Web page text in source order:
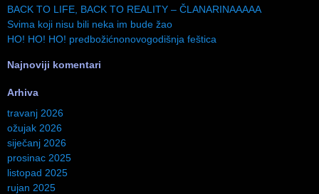
BACK TO LIFE, BACK TO REALITY – ČLANARINAAAAA
Svima koji nisu bili neka im bude žao
HO! HO! HO! predbožićnonovogodišnja feštica
Najnoviji komentari
Arhiva
travanj 2026
ožujak 2026
siječanj 2026
prosinac 2025
listopad 2025
rujan 2025